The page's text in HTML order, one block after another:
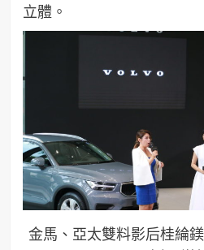
立體。
金馬、亞太雙料影后桂綸